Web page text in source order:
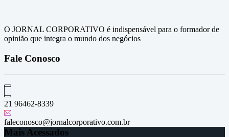
O JORNAL CORPORATIVO é indispensável para o formador de
opinião que integra o mundo dos negócios
Fale Conosco
21 96462-8339
faleconosco@jornalcorporativo.com.br
Mais Acessados